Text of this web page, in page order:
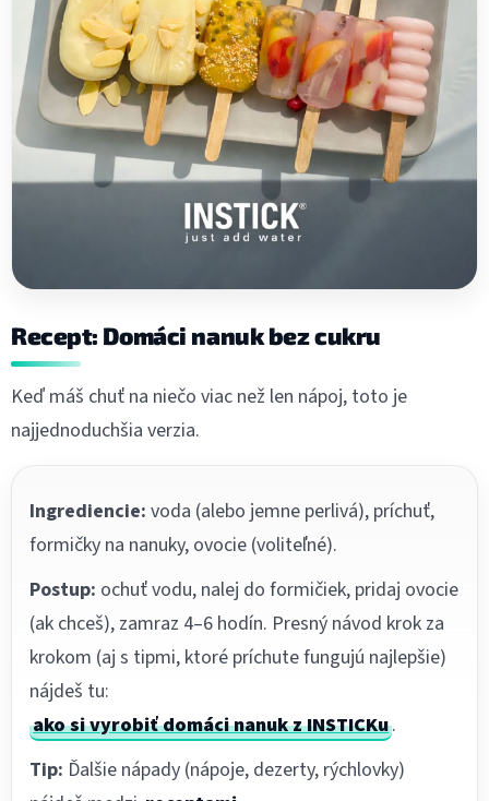
Recept: Domáci nanuk bez cukru
Keď máš chuť na niečo viac než len nápoj, toto je
najjednoduchšia verzia.
Ingrediencie: voda (alebo jemne perlivá), príchuť,
formičky na nanuky, ovocie (voliteľné).
Postup: ochuť vodu, nalej do formičiek, pridaj ovocie
(ak chceš), zamraz 4–6 hodín. Presný návod krok za
krokom (aj s tipmi, ktoré príchute fungujú najlepšie)
nájdeš tu:
ako si vyrobiť domáci nanuk z INSTICKu.
Tip: Ďalšie nápady (nápoje, dezerty, rýchlovky)